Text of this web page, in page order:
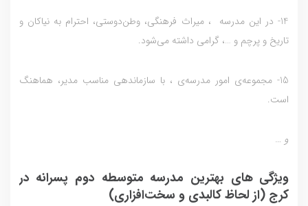
14- در این مدرسه ، ميراث فرهنگي، وطن‌دوستي، احترام به نياکان و
تاريخ و پرچم و …، گرامي داشته مي‌شود.
15- مجموعه‌ي امور مدرسه‌ي ، با سازماندهي مناسب مدير، هماهنگ
است.
و …
ويژگی های بهترین مدرسه متوسطه دوم پسرانه در
کرج (از لحاظ کالبدی و سخت‌افزاری)